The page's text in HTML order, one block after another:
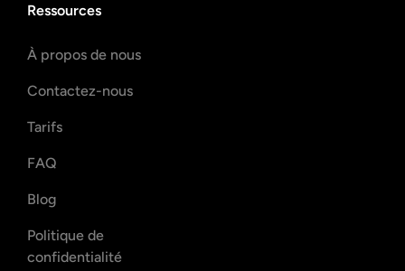
Ressources
À propos de nous
Contactez-nous
Tarifs
FAQ
Blog
Politique de
confidentialité